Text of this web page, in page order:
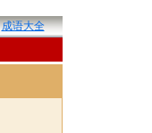
成语大全